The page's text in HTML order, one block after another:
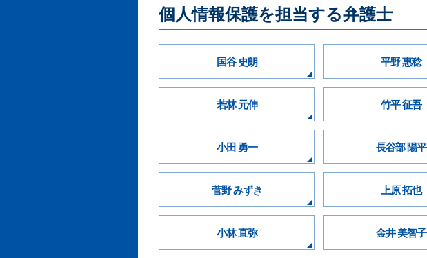
個人情報保護を担当する弁護士
国谷 史朗 平野 惠稔
若林 元伸 竹平 征吾
小田 勇一 長谷部 陽平
菅野 みずき 上原 拓也
小林 直弥 金井 美智子